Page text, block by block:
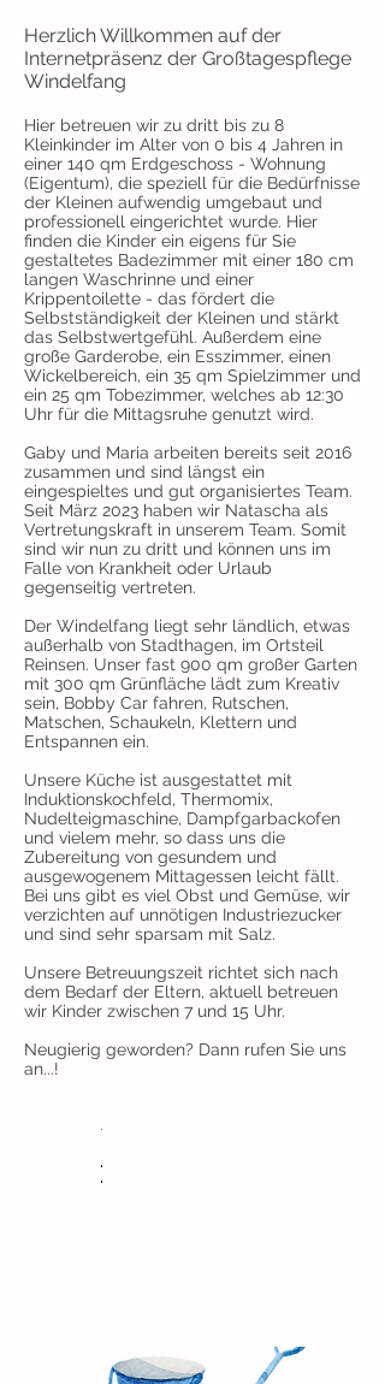
Herzlich Willkommen auf der
Internetpräsenz der Großtagespflege
Windelfang
Hier betreuen wir zu dritt bis zu 8
Kleinkinder im Alter von 0 bis 4 Jahren in
einer 140 qm Erdgeschoss - Wohnung
(Eigentum), die speziell für die Bedürfnisse
der Kleinen aufwendig umgebaut und
professionell eingerichtet wurde. Hier
finden die Kinder ein eigens für Sie
gestaltetes Badezimmer mit einer 180 cm
langen Waschrinne und einer
Krippentoilette - das fördert die
Selbstständigkeit der Kleinen und stärkt
das Selbstwertgefühl. Außerdem eine
große Garderobe, ein Esszimmer, einen
Wickelbereich, ein 35 qm Spielzimmer und
ein 25 qm Tobezimmer, welches ab 12:30
Uhr für die Mittagsruhe genutzt wird.
Gaby und Maria arbeiten bereits seit 2016
zusammen und sind längst ein
eingespieltes und gut organisiertes Team.
Seit März 2023 haben wir Natascha als
Vertretungskraft in unserem Team. Somit
sind wir nun zu dritt und können uns im
Falle von Krankheit oder Urlaub
gegenseitig vertreten.
Der Windelfang liegt sehr ländlich, etwas
außerhalb von Stadthagen, im Ortsteil
Reinsen. Unser fast 900 qm großer Garten
mit 300 qm Grünfläche lädt zum Kreativ
sein, Bobby Car fahren, Rutschen,
Matschen, Schaukeln, Klettern und
Entspannen ein.
Unsere Küche ist ausgestattet mit
Induktionskochfeld, Thermomix,
Nudelteigmaschine, Dampfgarbackofen
und vielem mehr, so dass uns die
Zubereitung von gesundem und
ausgewogenem Mittagessen leicht fällt.
Bei uns gibt es viel Obst und Gemüse, wir
verzichten auf unnötigen Industriezucker
und sind sehr sparsam mit Salz.
Unsere Betreuungszeit richtet sich nach
dem Bedarf der Eltern, aktuell betreuen
wir Kinder zwischen 7 und 15 Uhr.
Neugierig geworden? Dann rufen Sie uns
an...!